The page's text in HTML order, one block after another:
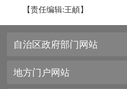
【责任编辑:王頔】
自治区政府部门网站
地方门户网站